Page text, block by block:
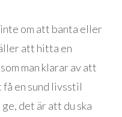
om att banta eller
att hitta en
man klarar av att
få en sund livsstil
det är att du ska